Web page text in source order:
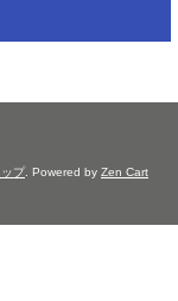
プ. Powered by Zen Cart